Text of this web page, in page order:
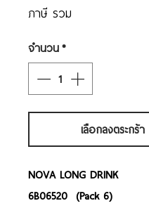
ภาษี รวม
จำนวน*
เลือกลงตระกร้า
NOVA LONG DRINK
6B06520 (Pack 6)